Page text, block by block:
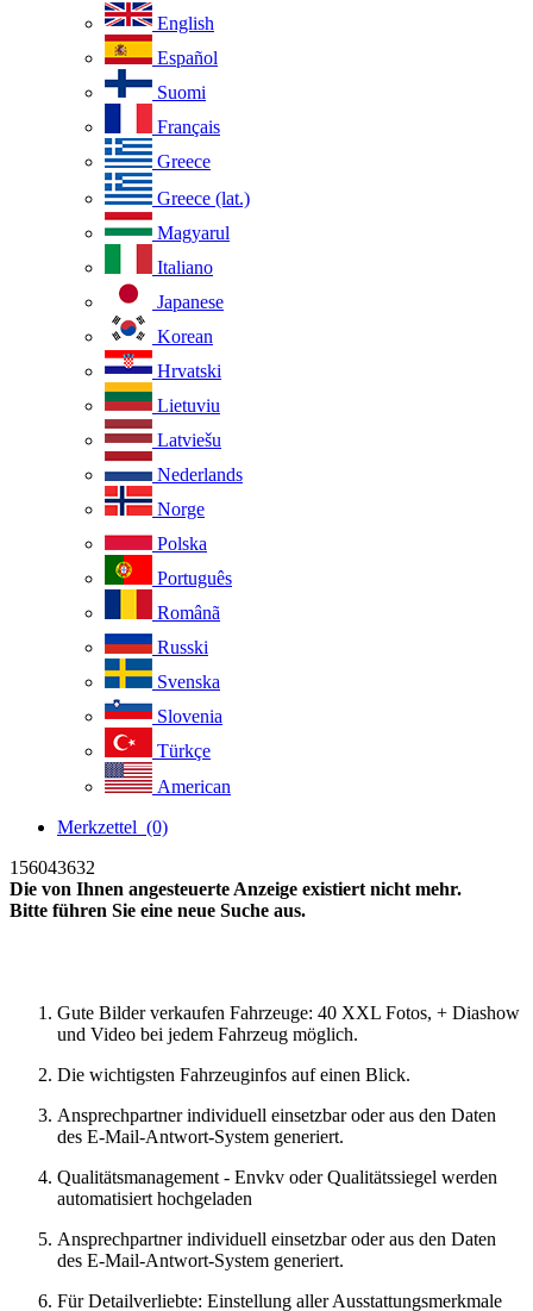
English
Español
Suomi
Français
Greece
Greece (lat.)
Magyarul
Italiano
Japanese
Korean
Hrvatski
Lietuviu
Latviešu
Nederlands
Norge
Polska
Português
Românã
Russki
Svenska
Slovenia
Türkçe
American
Merkzettel (0)
156043632
Die von Ihnen angesteuerte Anzeige existiert nicht mehr.
Bitte führen Sie eine neue Suche aus.
Gute Bilder verkaufen Fahrzeuge: 40 XXL Fotos, + Diashow
und Video bei jedem Fahrzeug möglich.
Die wichtigsten Fahrzeuginfos auf einen Blick.
Ansprechpartner individuell einsetzbar oder aus den Daten
des E-Mail-Antwort-System generiert.
Qualitätsmanagement - Envkv oder Qualitätssiegel werden
automatisiert hochgeladen
Ansprechpartner individuell einsetzbar oder aus den Daten
des E-Mail-Antwort-System generiert.
Für Detailverliebte: Einstellung aller Ausstattungsmerkmale